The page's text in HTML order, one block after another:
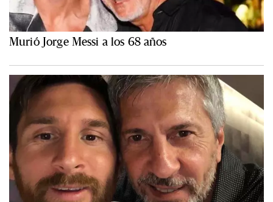
Murió Jorge Messi a los 68 años